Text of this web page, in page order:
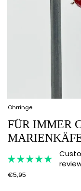
Ohrringe
FÜR IMMER
€5,95